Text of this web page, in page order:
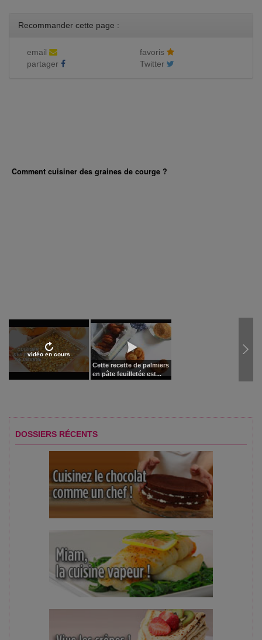
Recommander cette page :
email
favoris
partager
Twitter
Comment cuisiner des graines de courge ?
vidéo en cours
Cette recette de palmiers
en pâte feuilletée est...
DOSSIERS RÉCENTS